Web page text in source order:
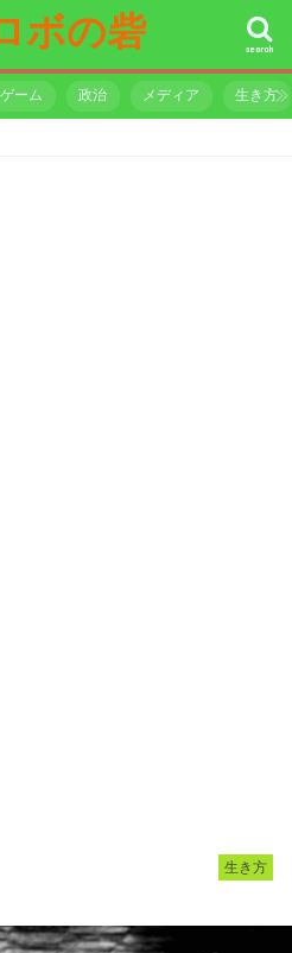
ボの砦 search
ゲーム 政治 メディア 生き方
生き方